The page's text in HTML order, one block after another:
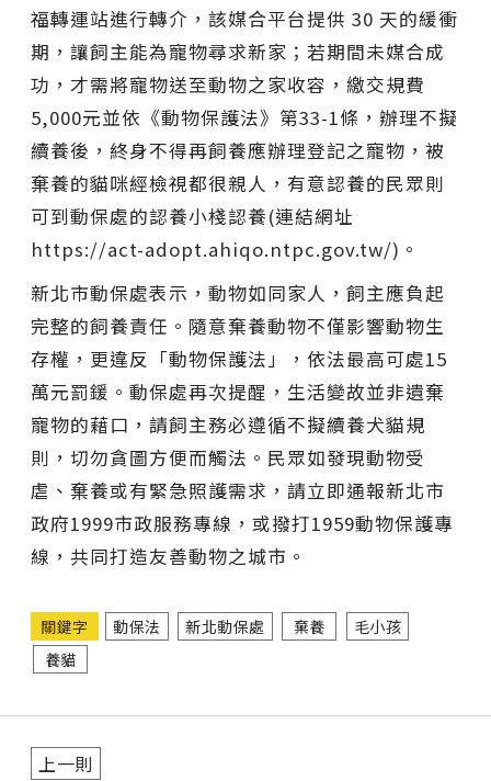
福轉運站進行轉介，該媒合平台提供 30 天的緩衝
期，讓飼主能為寵物尋求新家；若期間未媒合成
功，才需將寵物送至動物之家收容，繳交規費
5,000元並依《動物保護法》第33-1條，辦理不擬
續養後，終身不得再飼養應辦理登記之寵物，被
棄養的貓咪經檢視都很親人，有意認養的民眾則
可到動保處的認養小棧認養(連結網址
https://act-adopt.ahiqo.ntpc.gov.tw/)。
新北市動保處表示，動物如同家人，飼主應負起
完整的飼養責任。隨意棄養動物不僅影響動物生
存權，更違反「動物保護法」，依法最高可處15
萬元罰鍰。動保處再次提醒，生活變故並非遺棄
寵物的藉口，請飼主務必遵循不擬續養犬貓規
則，切勿貪圖方便而觸法。民眾如發現動物受
虐、棄養或有緊急照護需求，請立即通報新北市
政府1999市政服務專線，或撥打1959動物保護專
線，共同打造友善動物之城市。
關鍵字 動保法 新北動保處 棄養
毛小孩
養貓
上一則